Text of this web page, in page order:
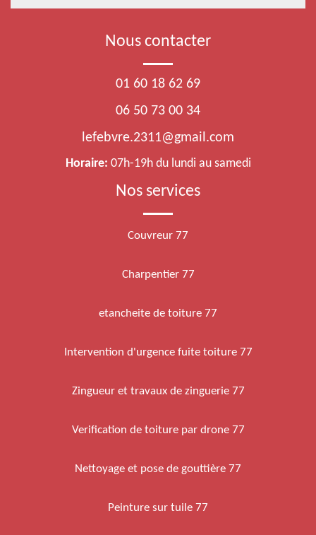
Nous contacter
01 60 18 62 69
06 50 73 00 34
lefebvre.2311@gmail.com
Horaire: 07h-19h du lundi au samedi
Nos services
Couvreur 77
Charpentier 77
etancheite de toiture 77
Intervention d'urgence fuite toiture 77
Zingueur et travaux de zinguerie 77
Verification de toiture par drone 77
Nettoyage et pose de gouttière 77
Peinture sur tuile 77